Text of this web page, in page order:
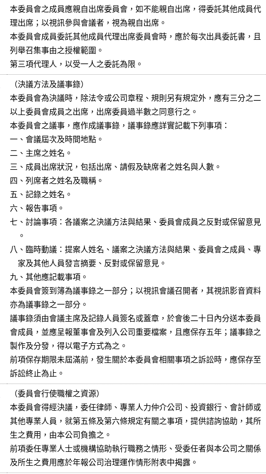
本委員會之成員應親自出席委員會，如不能親自出席，得委託其他成員代
理出席；以視訊參與會議者，視為親自出席。
本委員會成員委託其他成員代理出席委員會時，應於每次出具委託書，且
列舉召集事由之授權範圍。
第三項代理人，以受一人之委託為限。
（決議方法及議事錄）
本委員會為決議時，除法令或公司章程、規則另有規定外，應有三分之二
以上委員會成員之出席，出席委員過半數之同意行之。
本委員會之議事，應作成議事錄，議事錄應詳實記載下列事項：
一、會議屆次及時間地點。
二、主席之姓名。
三、成員出席狀況，包括出席、請假及缺席者之姓名與人數。
四、列席者之姓名及職稱。
五、記錄之姓名。
六、報告事項。
七、討論事項：各議案之決議方法與結果、委員會成員之反對或保留意見
八、臨時動議：提案人姓名、議案之決議方法與結果、委員會之成員、專
九、其他應記載事項。
本委員會簽到簿為議事錄之一部分；以視訊會議召開者，其視訊影音資料
亦為議事錄之一部分。
議事錄須由會議主席及記錄人員簽名或蓋章，於會後二十日內分送本委員
會成員，並應呈報董事會及列入公司重要檔案，且應保存五年；議事錄之
製作及分發，得以電子方式為之。
前項保存期限未屆滿前，發生關於本委員會相關事項之訴訟時，應保存至
訴訟終止為止。
（委員會行使職權之資源）
本委員會得經決議，委任律師、專業人力仲介公司、投資銀行、會計師或
其他專業人員，就第五條及第六條規定有關之事項，提供諮詢協助，其所
生之費用，由本公司負擔之。
前項委任專業人士或機構協助執行職務之情形、受委任者與本公司之關係
及所生之費用應於年報公司治理運作情形附表中揭露。